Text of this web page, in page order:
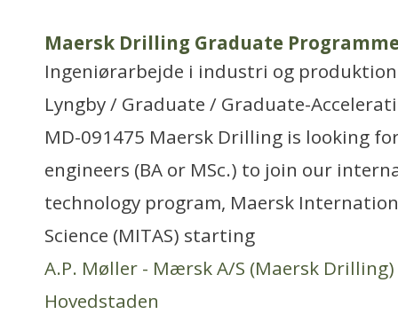
Maersk Drilling Graduate Programme
Ingeniørarbejde i industri og produktion
Lyngby / Graduate / Graduate-
MD-091475 Maersk Drilling is looking
engineers (BA or MSc.) to join our
technology program, Maersk
Science (MITAS) starting
A.P. Møller - Mærsk A/S (Maersk Drilling)
Hovedstaden